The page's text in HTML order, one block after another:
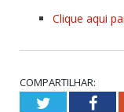
Clique aqui
COMPARTILHAR:
Twitter